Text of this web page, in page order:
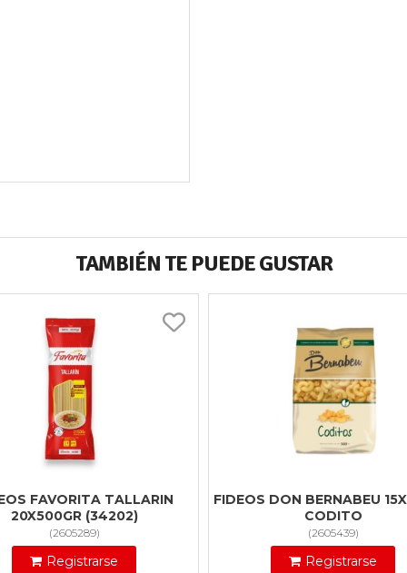
TAMBIÉN TE PUEDE GUSTAR
FAVORITA TALLARIN
20X500GR (34202)
(2605289)
Registrarse
FIDEOS DON BERNABEU
CODITO
(2605439)
Registrarse